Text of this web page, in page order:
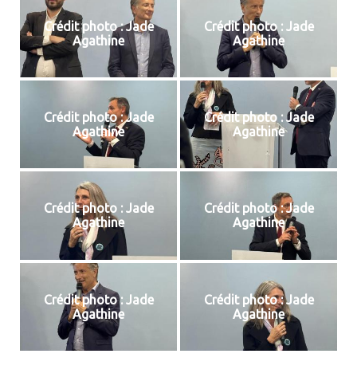
Crédit photo : Jade
Agathine
Crédit photo : Jade
Agathine
Crédit photo : Jade
Agathine
Crédit photo : Jade
Agathine
Crédit photo : Jade
Agathine
Crédit photo : Jade
Agathine
Crédit photo : Jade
Agathine
Crédit photo : Jade
Agathine